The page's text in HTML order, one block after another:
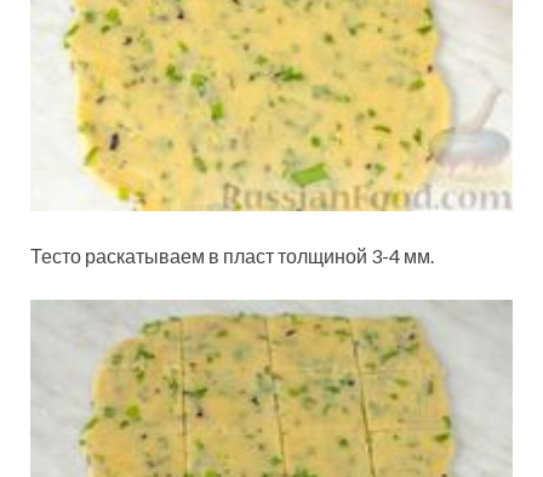
Тесто раскатываем в пласт толщиной 3-4 мм.